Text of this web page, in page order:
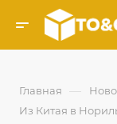
Главная —
Из Китая в